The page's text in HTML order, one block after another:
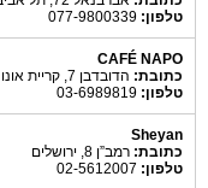
טלפון:
CAFÉ NAPO
כתובת: הדובדבן 7, קריית אונו
טלפון:
Sheyan
כתובת: רמב”ן 8, ירושלים
טלפון: